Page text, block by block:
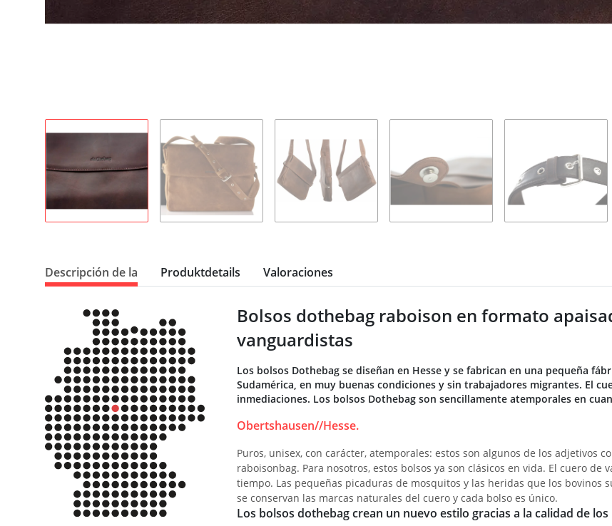
Descripción de la Produktdetails Valoraciones
Bolsos dothebag raboison en formato
vanguardistas
Los bolsos Dothebag se diseñan en Hesse y se fabrican en una pequeña
Sudamérica, en muy buenas condiciones y sin trabajadores migrantes. El
inmediaciones. Los bolsos Dothebag son sencillamente atemporales en
Obertshausen//Hesse.
Puros, unisex, con carácter, atemporales: estos son algunos de los adjetivos
raboisonbag. Para nosotros, estos bolsos ya son clásicos en vida. El cuero
tiempo. Las pequeñas picaduras de mosquitos y las heridas que los bovinos
se conservan las marcas naturales del cuero y cada bolso es único.
Los bolsos dothebag crean un nuevo estilo gracias a la calidad de